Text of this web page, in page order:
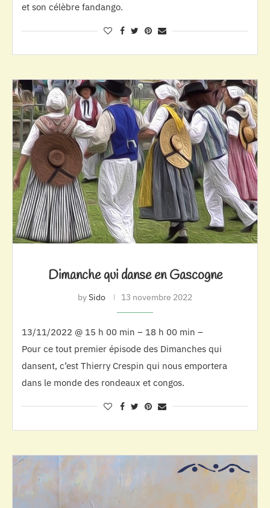
et son célèbre fandango.
Dimanche qui danse en Gascogne
bySido 13 novembre 2022
13/11/2022 @ 15 h 00 min – 18 h 00 min –
Pour ce tout premier épisode des Dimanches qui
dansent, c’est Thierry Crespin qui nous emportera
dans le monde des rondeaux et congos.